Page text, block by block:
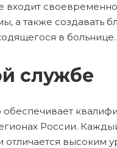
входит
а также создавать
в больнице.
службе
России.
высоким